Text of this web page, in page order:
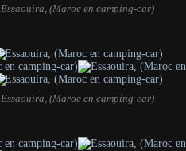
Essaouira, (Maroc en camping-car)
Essaouira, (Maroc en camping-car)